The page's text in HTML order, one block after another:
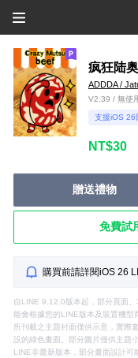
疯狂陆
ADDDA /
V2.39 / 無使
支援iOS 26
NT$30
贈送禮物
免費試
購買前請詳閱iOS 26
自LINE 9.12.0版本起，部分頁面
能會根據您的LINE版本及裝置機
所刊載之主題封面僅供示意，實際
設的綠色畫面。部分圖片僅供主題
LINE非最新版本，部分畫面設計可